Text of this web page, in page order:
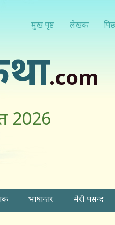
मुख पृष्ठ लेखक
.com
2026
भाषान्तर मेरी पसन्द